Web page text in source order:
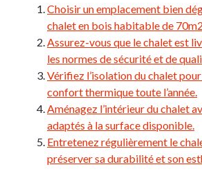
Choisir un emplacement bien
chalet en bois habitable de 70m2.
Assurez-vous que le chalet est
les normes de sécurité et de
Vérifiez l’isolation du chalet
confort thermique toute l’année.
Aménagez l’intérieur du chalet
adaptés à la surface disponible.
Entretenez régulièrement le
préserver sa durabilité et son